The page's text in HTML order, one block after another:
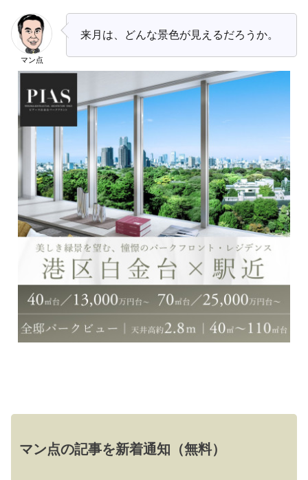
マン点
来月は、どんな景色が見えるだろうか。
マン点の記事を新着通知（無料）